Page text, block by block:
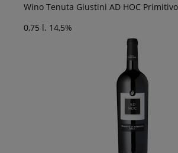
Wino Tenuta Giustini AD HOC
0,75 l. 14,5%